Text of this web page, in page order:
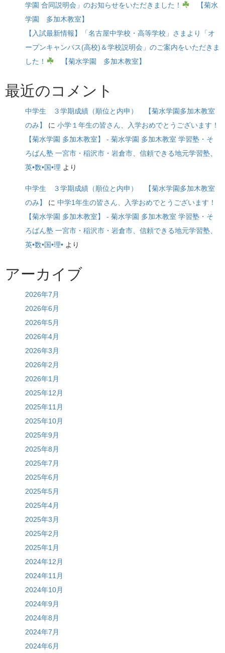
学園 合同説明会」のお知らせをいただきました！
【菊水
学園 多加木教室】
【入試最新情報】「名古屋中学校・高等学校」さまより「オ
ープンキャンパス(高校)＆学校説明会」のご案内をいただきま
した！
【菊水学園 多加木教室】
最近のコメント
中学生 ３学期成績（順位と内申） 【菊水学園多加木教室
のみ】
に 小学１年生の皆さん、入学おめでとうございます！
【菊水学園 多加木教室】 - 菊水学園 多加木教室 学習塾・そ
ろばん塾 一宮市・稲沢市・岩倉市、信頼できる地元学習塾、
英•数•国•理 より
中学生 ３学期成績（順位と内申） 【菊水学園多加木教室
のみ】
に 中学1年生の皆さん、入学おめでとうございます！
【菊水学園 多加木教室】 - 菊水学園 多加木教室 学習塾・そ
ろばん塾 一宮市・稲沢市・岩倉市、信頼できる地元学習塾、
英•数•国•理• より
アーカイブ
2026年7月
2026年6月
2026年5月
2026年4月
2026年3月
2026年2月
2026年1月
2025年12月
2025年11月
2025年10月
2025年9月
2025年8月
2025年7月
2025年6月
2025年5月
2025年4月
2025年3月
2025年2月
2025年1月
2024年12月
2024年11月
2024年10月
2024年9月
2024年8月
2024年7月
2024年6月